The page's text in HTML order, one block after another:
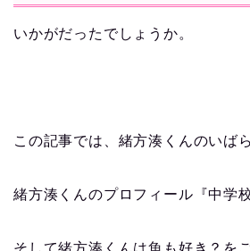
いかがだったでしょうか。
この記事では、緒方湊くんのいば
緒方湊くんのプロフィール『中学
そして緒方湊くんは魚も好き？を